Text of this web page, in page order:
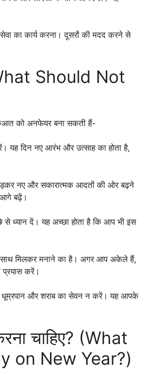
का कार्य करना। दूसरों की मदद करने से
Should Not
को अनफेयर बना सकती हैं-
यह दिन नए आरंभ और उत्साह का होता है,
नए और सकारात्मक आदतों की ओर बढ़ने
आगे बढ़ें।
ध्यान दें। यह अच्छा होता है कि आप भी इस
मिलकर मनाने का है। अगर आप अकेले हैं,
प्रयास करें।
धूम्रपान और शराब का सेवन न करें। यह आपके
चाहिए? (What
on New Year?)